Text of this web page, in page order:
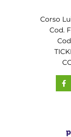
Corso
Cod.